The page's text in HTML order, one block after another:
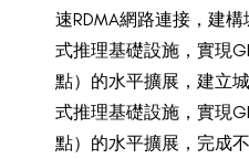
速RDMA網路連接，建
式推理基礎設施，實現
點）的水平擴展，建立
式推理基礎設施，實現
點）的水平擴展，完成